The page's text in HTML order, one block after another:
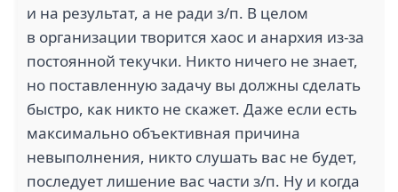
СТО ПРОДАЖ (1) ИНФОСТАРТ (1)
1
и на результат, а не ради з/п. В целом
в организации творится хаос и анархия из-за
постоянной текучки. Никто ничего не знает,
но поставленную задачу вы должны сделать
быстро, как никто не скажет. Даже если есть
максимально объективная причина
невыполнения, никто слушать вас не будет,
последует лишение вас части з/п. Ну и когда